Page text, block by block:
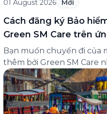
01 August 2026 Mới
Cách đăng ký Bảo
Green SM Care trên
SM
Bạn muốn chuyến đi của
thêm bởi Green SM Care
đăng ký ở đâu? Bài viết
dẫn chi tiết cách tham gia
gói bảo hiểm này ngay
SM, cùng những lưu ý